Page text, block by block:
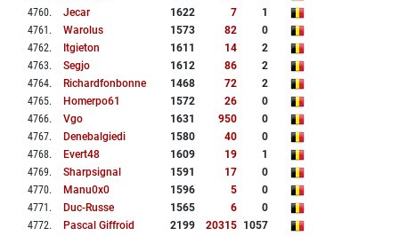
4760. Jecar 1622 7
1
4761 . Warolus 1573 82
0
4762. Itgieton 1611 14
2
4763. Segjo 1612 86
2
4764. Richardfonbonne 1468 72
2
4765. Homerpo61 1572 26
0
4766. Vgo 1631 950
0
4767. Denebalgiedi 1580 40
0
4768. Evert48 1609 19
1
4769. Sharpsignal 1591 17
0
4770. Manu0x0 1596 5
0
4771 . Duc-Russe 1565 6
0
4772. Pascal Giffroid 2199 20315 1057